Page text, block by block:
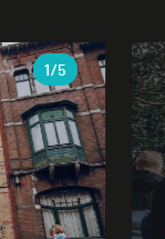
1/5